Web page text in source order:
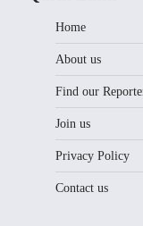
Home
About us
Find our
Join us
Privacy Policy
Contact us